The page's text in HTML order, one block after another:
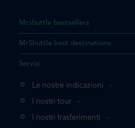
il prodotto che state
nuovamente, la
Mrshuttle bestsellers
MrShuttle best destinations
Servizi
Le nostre indicazioni
I nostri tour
I nostri trasferimenti